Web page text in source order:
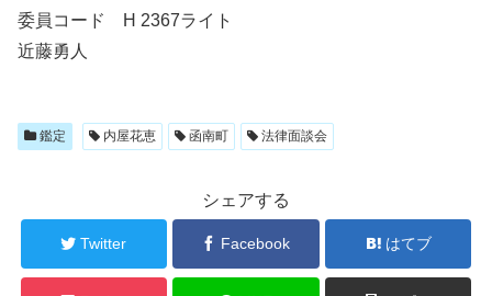
委員コード H 2367ライト
近藤勇人
鑑定 内屋花恵 函南町 法律面談会
シェアする
Twitter Facebook はてブ